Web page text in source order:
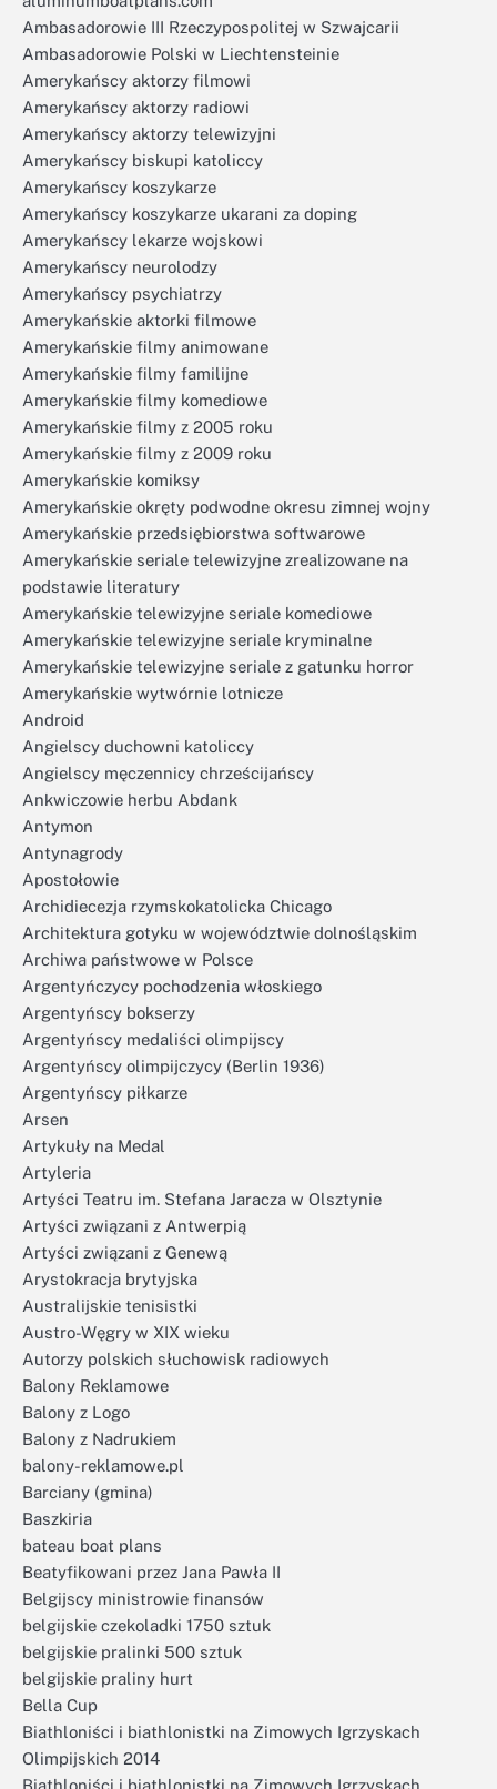
Ambasadorowie III Rzeczypospolitej w Szwajcarii
Ambasadorowie Polski w Liechtensteinie
Amerykańscy aktorzy filmowi
Amerykańscy aktorzy radiowi
Amerykańscy aktorzy telewizyjni
Amerykańscy biskupi katoliccy
Amerykańscy koszykarze
Amerykańscy koszykarze ukarani za doping
Amerykańscy lekarze wojskowi
Amerykańscy neurolodzy
Amerykańscy psychiatrzy
Amerykańskie aktorki filmowe
Amerykańskie filmy animowane
Amerykańskie filmy familijne
Amerykańskie filmy komediowe
Amerykańskie filmy z 2005 roku
Amerykańskie filmy z 2009 roku
Amerykańskie komiksy
Amerykańskie okręty podwodne okresu zimnej wojny
Amerykańskie przedsiębiorstwa softwarowe
Amerykańskie seriale telewizyjne zrealizowane na
podstawie literatury
Amerykańskie telewizyjne seriale komediowe
Amerykańskie telewizyjne seriale kryminalne
Amerykańskie telewizyjne seriale z gatunku horror
Amerykańskie wytwórnie lotnicze
Android
Angielscy duchowni katoliccy
Angielscy męczennicy chrześcijańscy
Ankwiczowie herbu Abdank
Antymon
Antynagrody
Apostołowie
Archidiecezja rzymskokatolicka Chicago
Architektura gotyku w województwie dolnośląskim
Archiwa państwowe w Polsce
Argentyńczycy pochodzenia włoskiego
Argentyńscy bokserzy
Argentyńscy medaliści olimpijscy
Argentyńscy olimpijczycy (Berlin 1936)
Argentyńscy piłkarze
Arsen
Artykuły na Medal
Artyleria
Artyści Teatru im. Stefana Jaracza w Olsztynie
Artyści związani z Antwerpią
Artyści związani z Genewą
Arystokracja brytyjska
Australijskie tenisistki
Austro-Węgry w XIX wieku
Autorzy polskich słuchowisk radiowych
Balony Reklamowe
Balony z Logo
Balony z Nadrukiem
balony-reklamowe.pl
Barciany (gmina)
Baszkiria
bateau boat plans
Beatyfikowani przez Jana Pawła II
Belgijscy ministrowie finansów
belgijskie czekoladki 1750 sztuk
belgijskie pralinki 500 sztuk
belgijskie praliny hurt
Bella Cup
Biathloniści i biathlonistki na Zimowych Igrzyskach
Olimpijskich 2014